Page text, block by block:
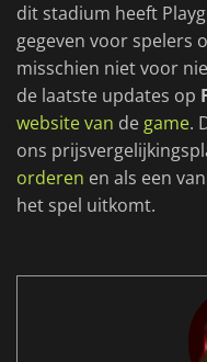
dit stadium heeft
gegeven voor spelers
misschien niet voor
de laatste updates op
website van degame.
ons
orderen en als een
het spel uitkomt.